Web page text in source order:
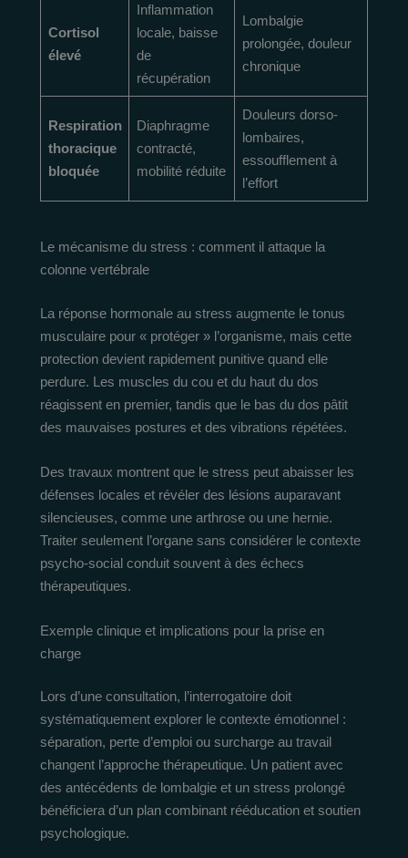
Cortisol
élevé
Inflammation
locale, baisse
de
récupération
Lombalgie
prolongée, douleur
chronique
Respiration
thoracique
bloquée
Diaphragme
contracté,
mobilité réduite
Douleurs dorso-
lombaires,
essoufflement à
l’effort
Le mécanisme du stress : comment il attaque la
colonne vertébrale
La réponse hormonale au stress augmente le tonus
musculaire pour « protéger » l’organisme, mais cette
protection devient rapidement punitive quand elle
perdure. Les muscles du cou et du haut du dos
réagissent en premier, tandis que le bas du dos pâtit
des mauvaises postures et des vibrations répétées.
Des travaux montrent que le stress peut abaisser les
défenses locales et révéler des lésions auparavant
silencieuses, comme une arthrose ou une hernie.
Traiter seulement l’organe sans considérer le contexte
psycho-social conduit souvent à des échecs
thérapeutiques.
Exemple clinique et implications pour la prise en
charge
Lors d’une consultation, l’interrogatoire doit
systématiquement explorer le contexte émotionnel :
séparation, perte d’emploi ou surcharge au travail
changent l’approche thérapeutique. Un patient avec
des antécédents de lombalgie et un stress prolongé
bénéficiera d’un plan combinant rééducation et soutien
psychologique.